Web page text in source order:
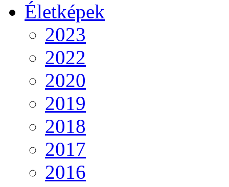
Életképek
2023
2022
2020
2019
2018
2017
2016